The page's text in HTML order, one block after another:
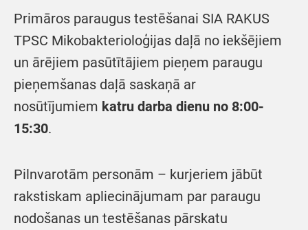
Primāros paraugus testēšanai SIA RAKUS
TPSC Mikobakterioloģijas daļā no iekšējiem
un ārējiem pasūtītājiem pieņem paraugu
pieņemšanas daļā saskaņā ar
nosūtījumiem katru darba dienu no 8:00-
15:30.
Pilnvarotām personām – kurjeriem jābūt
rakstiskam apliecinājumam par paraugu
nodošanas un testēšanas pārskatu